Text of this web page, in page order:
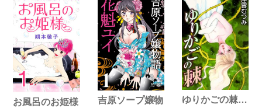
お風呂のお姫様
吉原ソープ嬢物
ゆりかごの棘…